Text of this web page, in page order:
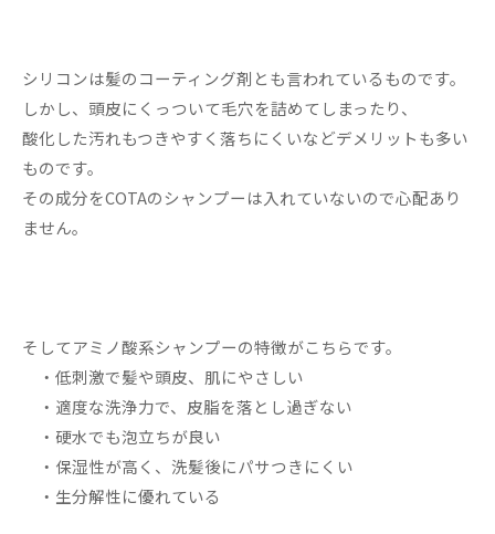
シリコンは髪のコーティング剤とも言われているものです。
しかし、頭皮にくっついて毛穴を詰めてしまったり、
酸化した汚れもつきやすく落ちにくいなどデメリットも多い
ものです。
その成分をCOTAのシャンプーは入れていないので心配あり
ません。
そしてアミノ酸系シャンプーの特徴がこちらです。
・低刺激で髪や頭皮、肌にやさしい
・適度な洗浄力で、皮脂を落とし過ぎない
・硬水でも泡立ちが良い
・保湿性が高く、洗髪後にパサつきにくい
・生分解性に優れている